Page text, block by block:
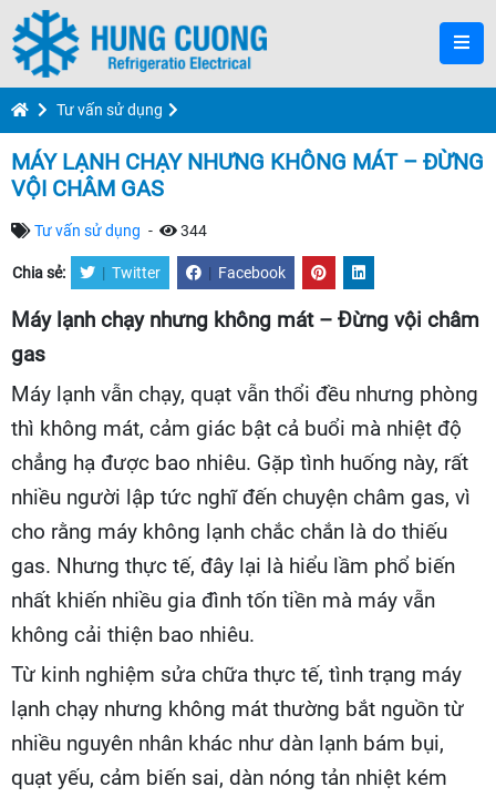
Tư vấn sử dụng
MÁY LẠNH CHẠY NHƯNG KHÔNG MÁT – ĐỪNG
VỘI CHÂM GAS
Tư vấn sử dụng - 344
Chia sẻ: | Twitter | Facebook
Máy lạnh chạy nhưng không mát – Đừng vội châm
gas
Máy lạnh vẫn chạy, quạt vẫn thổi đều nhưng phòng
thì không mát, cảm giác bật cả buổi mà nhiệt độ
chẳng hạ được bao nhiêu. Gặp tình huống này, rất
nhiều người lập tức nghĩ đến chuyện châm gas, vì
cho rằng máy không lạnh chắc chắn là do thiếu
gas. Nhưng thực tế, đây lại là hiểu lầm phổ biến
nhất khiến nhiều gia đình tốn tiền mà máy vẫn
không cải thiện bao nhiêu.
Từ kinh nghiệm sửa chữa thực tế, tình trạng máy
lạnh chạy nhưng không mát thường bắt nguồn từ
nhiều nguyên nhân khác như dàn lạnh bám bụi,
quạt yếu, cảm biến sai, dàn nóng tản nhiệt kém